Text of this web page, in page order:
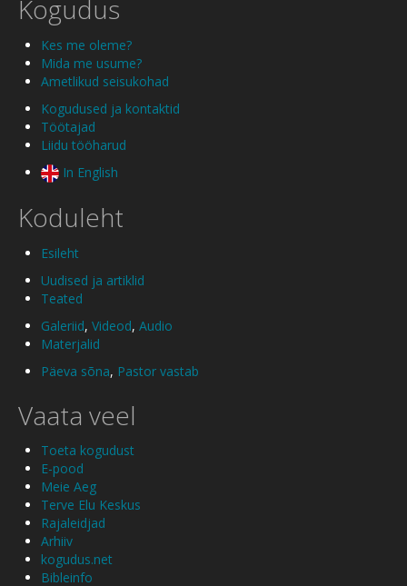
Kogudus
Kes me oleme?
Mida me usume?
Ametlikud seisukohad
Kogudused ja kontaktid
Töötajad
Liidu tööharud
In English
Koduleht
Esileht
Uudised ja artiklid
Teated
Galeriid, Videod, Audio
Materjalid
Päeva sõna, Pastor vastab
Vaata veel
Toeta kogudust
E-pood
Meie Aeg
Terve Elu Keskus
Rajaleidjad
Arhiiv
kogudus.net
Bibleinfo